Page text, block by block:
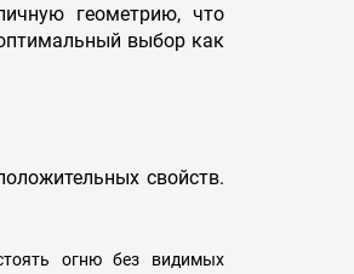
геометрию, что
выбор как
свойств.
огню без видимых